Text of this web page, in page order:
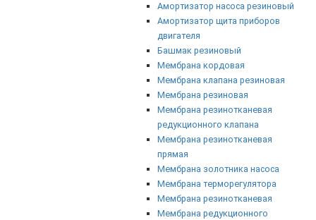
Амортизатор насоса резиновый
Амортизатор щита приборов
двигателя
Башмак резиновый
Мембрана кордовая
Мембрана клапана резиновая
Мембрана резиновая
Мембрана резинотканевая
редукционного клапана
Мембрана резинотканевая
прямая
Мембрана золотника насоса
Мембрана терморегулятора
Мембрана резинотканевая
Мембрана редукционного